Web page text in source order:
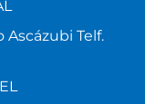
Telf.
4103554